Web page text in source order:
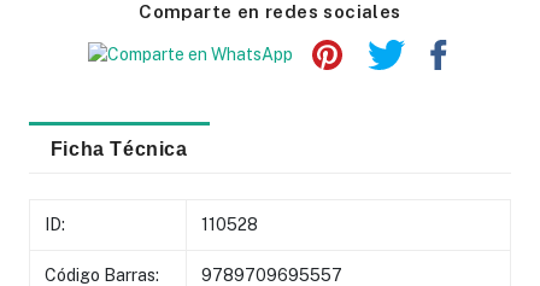
Comparte en redes sociales
Ficha Técnica
ID: 110528
Código Barras: 9789709695557